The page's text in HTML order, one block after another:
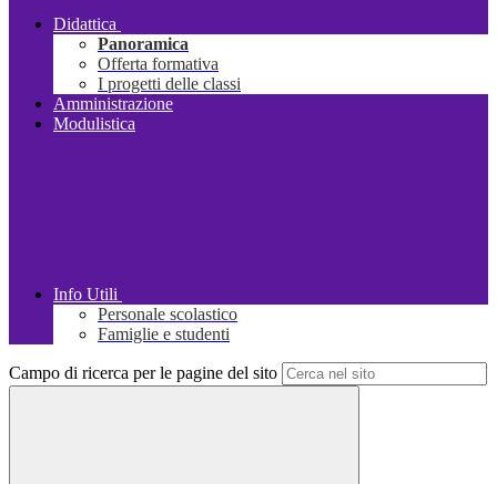
Didattica
Panoramica
Offerta formativa
I progetti delle classi
Amministrazione
Modulistica
Info Utili
Personale scolastico
Famiglie e studenti
Campo di ricerca per le pagine del sito